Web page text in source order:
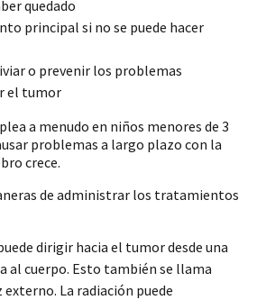
quedado
principal si no se puede hacer
o prevenir los problemas
el tumor
a menudo en niños menores de 3
problemas a largo plazo con la
crece.
de administrar los tratamientos
dirigir hacia el tumor desde una
al cuerpo. Esto también se llama
externo. La radiación puede